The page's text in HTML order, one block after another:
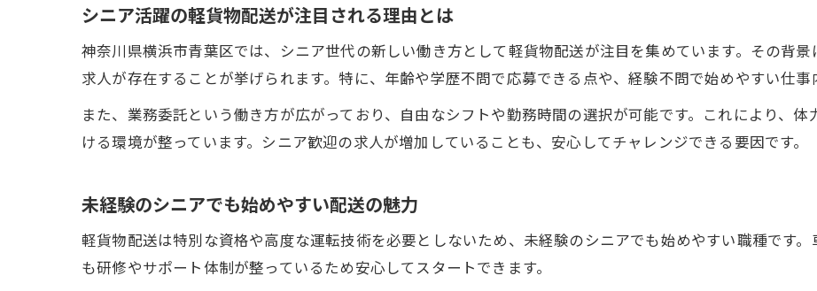
副業や週3日勤務も可能な軽貨物配送の働き方
健康状態や体力に合わせたシフト調整のポイント
シニア活躍の軽貨物配送で自由な働き方を実現
軽貨物配送の魅力を発見したシニア体験談
軽貨物配送で生きがいを得たシニアの体験談紹介
健康維持を実感したシニアの軽貨物配送の一日
軽貨物配送でシニアが実感したやりがいと収入
シニア活躍の軽貨物配送が注目される理由とは
神奈川県横浜市青葉区では、シニア世代の新しい働き方として軽貨物配送が注目を集めています。その背
求人が存在することが挙げられます。特に、年齢や学歴不問で応募できる点や、経験不問で始めやすい仕事
また、業務委託という働き方が広がっており、自由なシフトや勤務時間の選択が可能です。これにより、
ける環境が整っています。シニア歓迎の求人が増加していることも、安心してチャレンジできる要因です。
未経験のシニアでも始めやすい配送の魅力
軽貨物配送は特別な資格や高度な運転技術を必要としないため、未経験のシニアでも始めやすい職種です
も研修やサポート体制が整っているため安心してスタートできます。